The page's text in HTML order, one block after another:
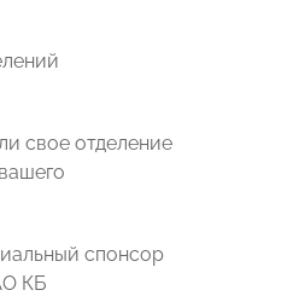
свое отделение
спонсор
КБ